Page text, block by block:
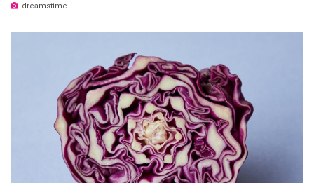
dreamstime